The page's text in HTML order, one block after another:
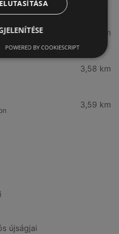
3,41 km
3,58 km
3,59 km
újságjai
POWERED BY COOKIESCRIPT